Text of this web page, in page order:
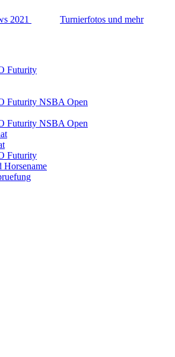
2021 Turnierfotos und mehr
Futurity
Futurity NSBA Open
Futurity NSBA Open
Futurity
Horsename